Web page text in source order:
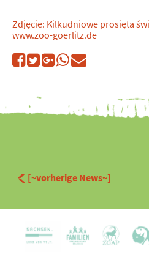
Zdjęcie: Kilkudniowe prosięta
www.zoo-goerlitz.de
[~vorherige News~]